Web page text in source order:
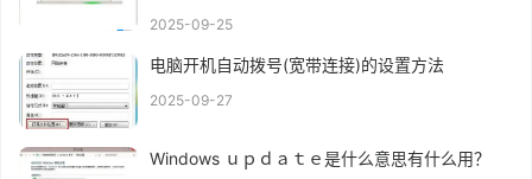
2025-09-25
电脑开机自动拨号(宽带连接)的设置方法
2025-09-27
Windows ｕｐｄａｔｅ是什么意思有什么用？